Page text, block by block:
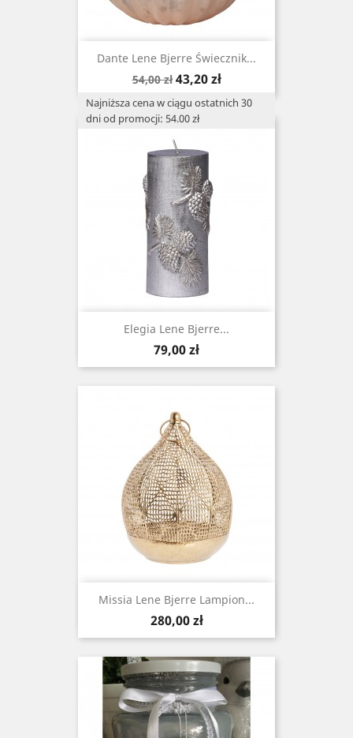
Dante Lene Bjerre Świecznik...
Cena
54,00 zł Cena
43,20 zł
Najniższa cena w ciągu ostatnich 30
dni od promocji: 54.00 zł
Elegia Lene Bjerre...
Cena
79,00 zł
Missia Lene Bjerre Lampion...
Cena
280,00 zł